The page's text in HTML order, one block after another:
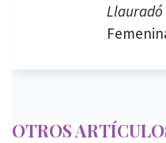
Llauradó
OTROS